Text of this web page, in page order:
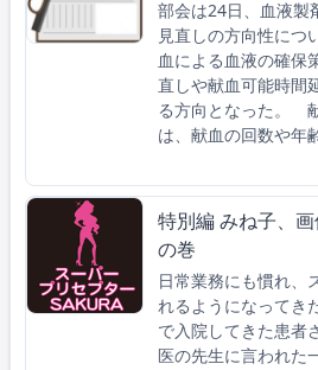
部会は24日、血液製
見直しの方向性につ
血による血液の確保
直しや献血可能時間
る方向となった。
は、献血の回数や年
特別編 みね子、
の巻
日常業務にも慣れ、
れるようになってき
で入院してきた患者
医の先生に言われた